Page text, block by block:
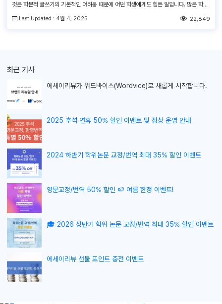
것은 학문적 글쓰기의 기본적인 어려움 때문에 어떤 학생에게도 힘든 일입니다. 많은 학생
있습니다. 석사 및 박사 과정 학생들에게 있어, 학위논문을 쓰는 것은 학업 경력에 […]
Last Updated : 4월 4, 2025 22,849
최근 기사
에세이리뷰가 워드바이스(Wordvice)로 새롭게 시작합니다.
2025 추석 연휴 50% 할인 이벤트 및 정상 운영 안내
2024 하반기 학위논문 교정/번역 최대 35% 할인 이벤트
영문교정/번역 50% 할인 🍉 여름 한정 이벤트!
🎓 2026 상반기 학위 논문 교정/번역 최대 35% 할인 이벤트
에세이리뷰 선불 포인트 충전 이벤트